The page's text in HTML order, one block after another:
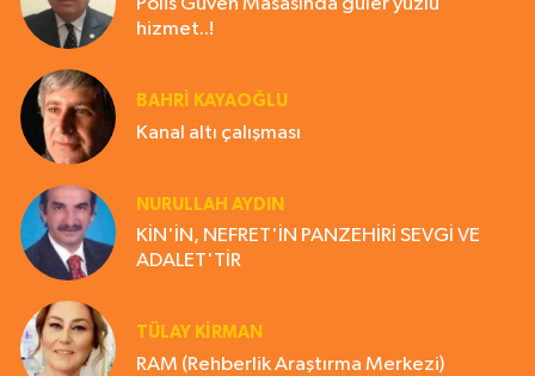
Polis Güven Masasında güler yüzlü
hizmet..!
BAHRI KAYAOĞLU
Kanal altı çalışması
NURULLAH AYDIN
KİN'İN, NEFRET'İN PANZEHİRİ SEVGİ VE
ADALET'TİR
TÜLAY KİRMAN
RAM (Rehberlik Araştırma Merkezi)